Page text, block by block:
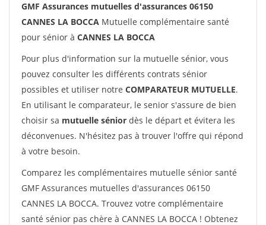
GMF Assurances mutuelles d'assurances 06150
CANNES LA BOCCA Mutuelle complémentaire santé
pour sénior à CANNES LA BOCCA
Pour plus d'information sur la mutuelle sénior, vous
pouvez consulter les différents contrats sénior
possibles et utiliser notre COMPARATEUR MUTUELLE.
En utilisant le comparateur, le senior s'assure de bien
choisir sa mutuelle sénior dès le départ et évitera les
déconvenues. N'hésitez pas à trouver l'offre qui répond
à votre besoin.
Comparez les complémentaires mutuelle sénior santé
GMF Assurances mutuelles d'assurances 06150
CANNES LA BOCCA. Trouvez votre complémentaire
santé sénior pas chère à CANNES LA BOCCA ! Obtenez